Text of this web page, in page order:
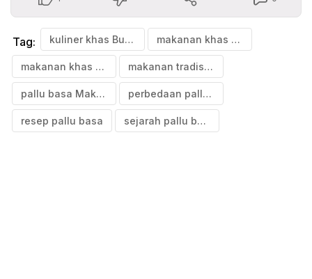
Tag: kuliner khas Bugis Makassar makanan khas berkuah
makanan khas Makassar makanan tradisional Sulawesi Selatan
pallu basa Makassar perbedaan pallu basa dan coto Makassar
resep pallu basa sejarah pallu basa